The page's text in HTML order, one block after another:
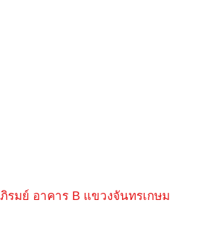
รมย์ อาคาร B แขวงจันทรเกษม